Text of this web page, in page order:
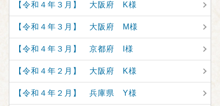
【令和４年３月】 大阪府 K様
【令和４年３月】 大阪府 M様
【令和４年３月】 京都府 I様
【令和４年２月】 大阪府 K様
【令和４年２月】 兵庫県 Y様